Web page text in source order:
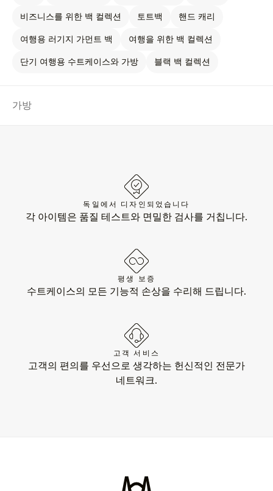
비즈니스를 위한 백 컬렉션 토트백 핸드 캐리
여행용 러기지 가먼트 백 여행을 위한 백 컬렉션
단기 여행용 수트케이스와 가방 블랙 백 컬렉션
가방
독일에서 디자인되었습니다
각 아이템은 품질 테스트와 면밀한 검사를 거칩니다.
평생 보증
수트케이스의 모든 기능적 손상을 수리해 드립니다.
고객 서비스
고객의 편의를 우선으로 생각하는 헌신적인 전문가
네트워크.